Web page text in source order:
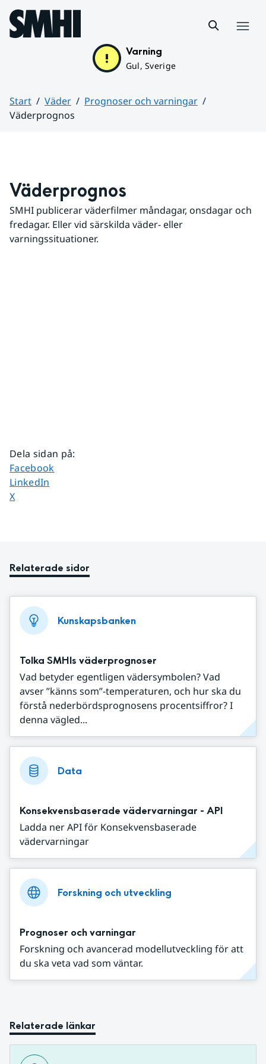
Hoppa till sidans innehåll
Varning
Gul, Sverige
Start Väder
Prognoser och varningar
Väderprognos
Väderprognos
SMHI publicerar väderfilmer måndagar, onsdagar och
fredagar. Eller vid särskilda väder- eller
varningssituationer.
Dela sidan på:
Dela sidan på
Facebook
Dela sidan på
LinkedIn
Dela sidan på
X
Relaterade sidor
Kunskapsbanken
Tolka SMHIs väderprognoser
Vad betyder egentligen vädersymbolen? Vad
avser ”känns som”-temperaturen, och hur ska du
förstå nederbördsprognosens procentsiffror? I
denna vägled...
Data
Konsekvensbaserade vädervarningar - API
Ladda ner API för Konsekvensbaserade
vädervarningar
Forskning och utveckling
Prognoser och varningar
Forskning och avancerad modellutveckling för att
du ska veta vad som väntar.
Relaterade länkar